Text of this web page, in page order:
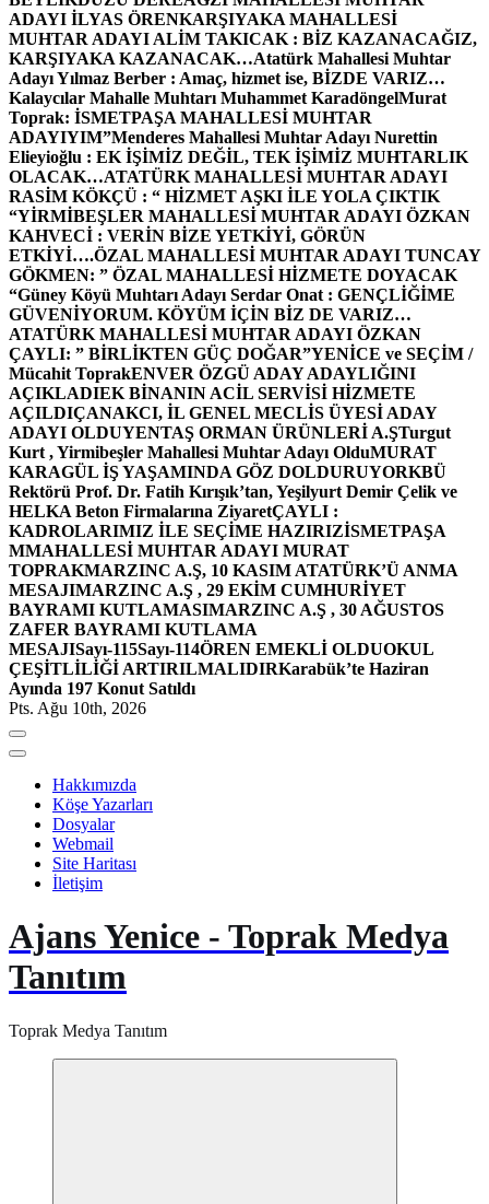
ADAYI İLYAS ÖRENKARŞIYAKA MAHALLESİ
MUHTAR ADAYI ALİM TAKICAK : BİZ KAZANACAĞIZ,
KARŞIYAKA KAZANACAK…Atatürk Mahallesi Muhtar
Adayı Yılmaz Berber : Amaç, hizmet ise, BİZDE VARIZ…
Kalaycılar Mahalle Muhtarı Muhammet KaradöngelMurat
Toprak: İSMETPAŞA MAHALLESİ MUHTAR
ADAYIYIM”Menderes Mahallesi Muhtar Adayı Nurettin
Elieyioğlu : EK İŞİMİZ DEĞİL, TEK İŞİMİZ MUHTARLIK
OLACAK…ATATÜRK MAHALLESİ MUHTAR ADAYI
RASİM KÖKÇÜ : “ HİZMET AŞKI İLE YOLA ÇIKTIK
“YİRMİBEŞLER MAHALLESİ MUHTAR ADAYI ÖZKAN
KAHVECİ : VERİN BİZE YETKİYİ, GÖRÜN
ETKİYİ….ÖZAL MAHALLESİ MUHTAR ADAYI TUNCAY
GÖKMEN: ” ÖZAL MAHALLESİ HİZMETE DOYACAK
“Güney Köyü Muhtarı Adayı Serdar Onat : GENÇLİĞİME
GÜVENİYORUM. KÖYÜM İÇİN BİZ DE VARIZ…
ATATÜRK MAHALLESİ MUHTAR ADAYI ÖZKAN
ÇAYLI: ” BİRLİKTEN GÜÇ DOĞAR”YENİCE ve SEÇİM /
Mücahit ToprakENVER ÖZGÜ ADAY ADAYLIĞINI
AÇIKLADIEK BİNANIN ACİL SERVİSİ HİZMETE
AÇILDIÇANAKCI, İL GENEL MECLİS ÜYESİ ADAY
ADAYI OLDUYENTAŞ ORMAN ÜRÜNLERİ A.ŞTurgut
Kurt , Yirmibeşler Mahallesi Muhtar Adayı OlduMURAT
KARAGÜL İŞ YAŞAMINDA GÖZ DOLDURUYORKBÜ
Rektörü Prof. Dr. Fatih Kırışık’tan, Yeşilyurt Demir Çelik ve
HELKA Beton Firmalarına ZiyaretÇAYLI :
KADROLARIMIZ İLE SEÇİME HAZIRIZİSMETPAŞA
MMAHALLESİ MUHTAR ADAYI MURAT
TOPRAKMARZINC A.Ş, 10 KASIM ATATÜRK’Ü ANMA
MESAJIMARZINC A.Ş , 29 EKİM CUMHURİYET
BAYRAMI KUTLAMASIMARZINC A.Ş , 30 AĞUSTOS
ZAFER BAYRAMI KUTLAMA
MESAJISayı-115Sayı-114ÖREN EMEKLİ OLDUOKUL
ÇEŞİTLİLİĞİ ARTIRILMALIDIRKarabük’te Haziran
Ayında 197 Konut Satıldı
Pts. Ağu 10th, 2026
Hakkımızda
Köşe Yazarları
Dosyalar
Webmail
Site Haritası
İletişim
Ajans Yenice - Toprak Medya
Tanıtım
Toprak Medya Tanıtım